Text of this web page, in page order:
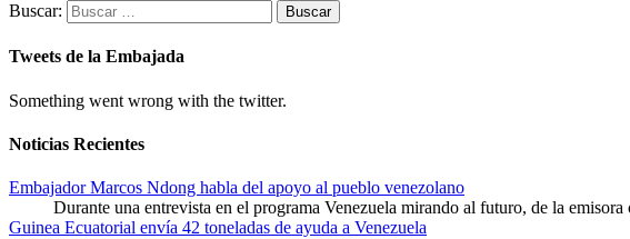
Buscar:
Tweets de la Embajada
Something went wrong with the twitter.
Noticias Recientes
Embajador Marcos Ndong habla del apoyo al pueblo venezolano
Durante una entrevista en el programa Venezuela mirando al futuro, de la
Guinea Ecuatorial envía 42 toneladas de ayuda a Venezuela